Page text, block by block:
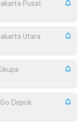
Pusat
Utara
Depok